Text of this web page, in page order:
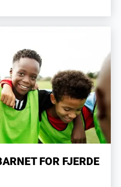
FOR FJERDE